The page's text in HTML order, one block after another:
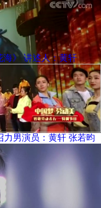
海》 讲述人：黄轩
力男演员：黄轩 张若昀